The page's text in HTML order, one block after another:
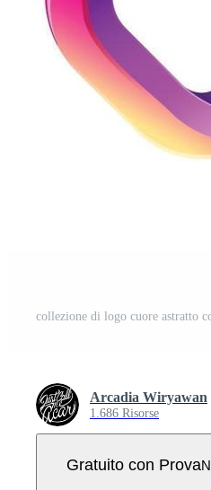
collezione di logo cuore astratto
Arcadia Wiryawan
1.686 Risorse
Gratuito con Prova